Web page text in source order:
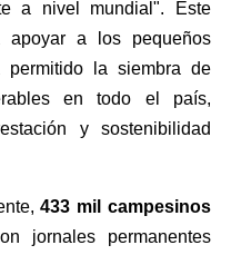
a nivel mundial". Este
apoyar a los pequeños
permitido la siembra de
en todo el país,
y sostenibilidad
433 mil campesinos
jornales permanentes